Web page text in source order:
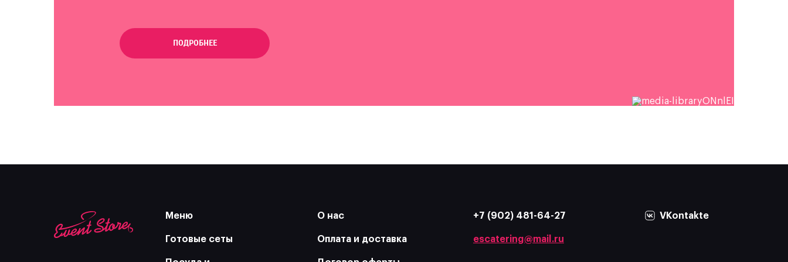
ПОДРОБНЕЕ
Меню
Готовые сеты
О нас
Оплата и доставка
+7 (902) 481-64-27
escatering@mail.ru
VKontakte